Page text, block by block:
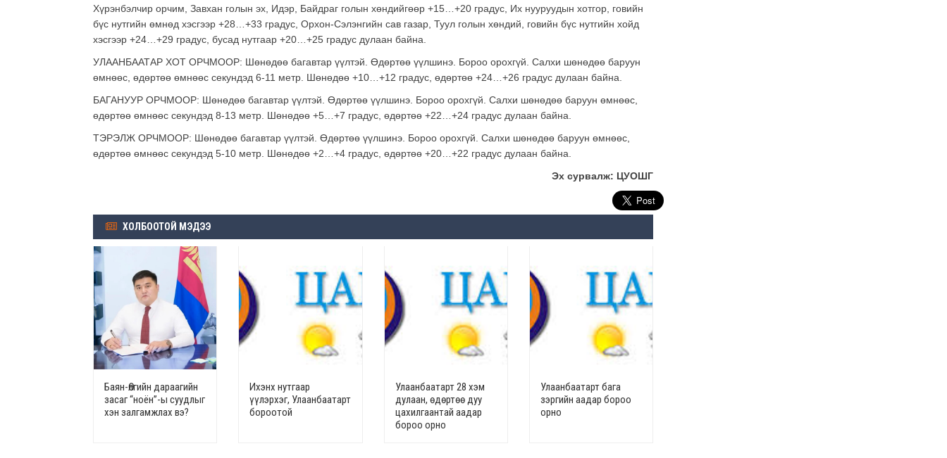
Хүрэнбэлчир орчим, Завхан голын эх, Идэр, Байдраг голын хөндийгөөр +15…+20 градус, Их нууруудын хотгор, говийн
бүс нутгийн өмнөд хэсгээр +28…+33 градус, Орхон-Сэлэнгийн сав газар, Туул голын хөндий, говийн бүс нутгийн хойд
хэсгээр +24…+29 градус, бусад нутгаар +20…+25 градус дулаан байна.
УЛААНБААТАР ХОТ ОРЧМООР: Шөнөдөө багавтар үүлтэй. Өдөртөө үүлшинэ. Бороо орохгүй. Салхи шөнөдөө баруун
өмнөөс, өдөртөө өмнөөс секундэд 6-11 метр. Шөнөдөө +10…+12 градус, өдөртөө +24…+26 градус дулаан байна.
БАГАНУУР ОРЧМООР: Шөнөдөө багавтар үүлтэй. Өдөртөө үүлшинэ. Бороо орохгүй. Салхи шөнөдөө баруун өмнөөс,
өдөртөө өмнөөс секундэд 8-13 метр. Шөнөдөө +5…+7 градус, өдөртөө +22…+24 градус дулаан байна.
ТЭРЭЛЖ ОРЧМООР: Шөнөдөө багавтар үүлтэй. Өдөртөө үүлшинэ. Бороо орохгүй. Салхи шөнөдөө баруун өмнөөс,
өдөртөө өмнөөс секундэд 5-10 метр. Шөнөдөө +2…+4 градус, өдөртөө +20…+22 градус дулаан байна.
Эх сурвалж: ЦУОШГ
ХОЛБООТОЙ МЭДЭЭ
Баян-Өлгийн дараагийн
засаг “ноён”-ы суудлыг
хэн залгамжлах вэ?
Ихэнх нутгаар
үүлэрхэг, Улаанбаатарт
бороотой
Улаанбаатарт 28 хэм
дулаан, өдөртөө дуу
цахилгаантай аадар
бороо орно
Улаанбаатарт бага
зэргийн аадар бороо
орно